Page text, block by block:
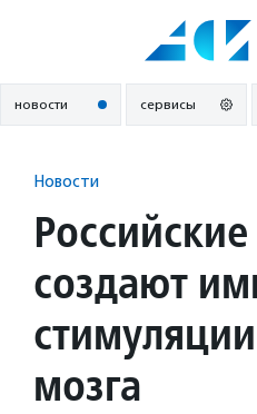
новости сервисы
Новости
создают
мозга